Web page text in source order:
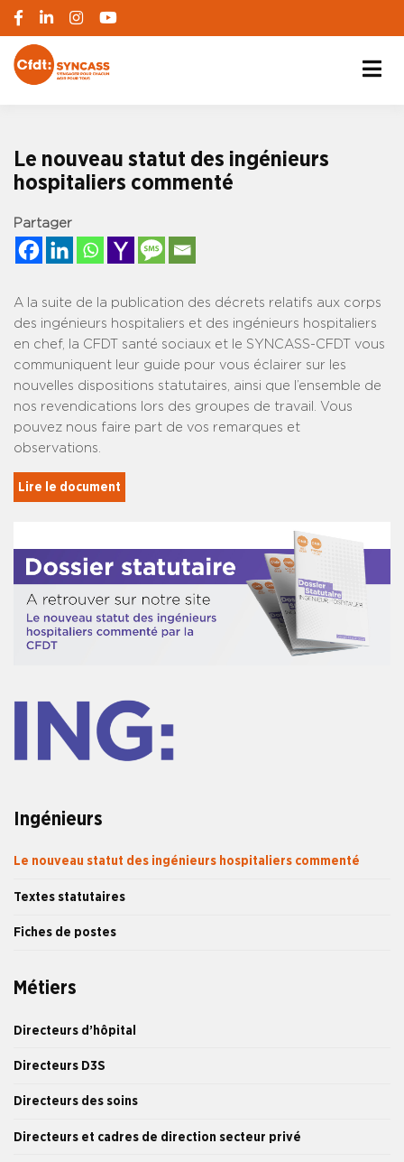
Ingénieurs
Le nouveau statut des ingénieurs hospitaliers commenté
Textes statutaires
Fiches de postes
Métiers
Directeurs d’hôpital
Directeurs D3S
Directeurs des soins
Directeurs et cadres de direction secteur privé
Le nouveau statut des ingénieurs
hospitaliers commenté
Partager
A la suite de la publication des décrets relatifs aux corps
des ingénieurs hospitaliers et des ingénieurs hospitaliers
en chef, la CFDT santé sociaux et le SYNCASS-CFDT vous
communiquent leur guide pour vous éclairer sur les
nouvelles dispositions statutaires, ainsi que l’ensemble de
nos revendications lors des groupes de travail. Vous
pouvez nous faire part de vos remarques et
observations.
Lire le document